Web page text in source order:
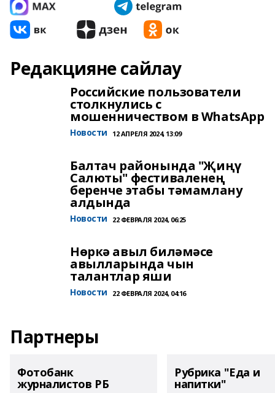
Редакцияне сайлау
Российские пользователи
столкнулись с
мошенничеством в WhatsApp
Новости 12 АПРЕЛЯ 2024, 13:09
Балтач районында "Җиңү
Салюты" фестиваленең
беренче этабы тәмамлану
алдында
Новости 22 ФЕВРАЛЯ 2024, 06:25
Нөркә авыл биләмәсе
авылларында чын
талантлар яши
Новости 22 ФЕВРАЛЯ 2024, 04:16
Партнеры
Фотобанк
журналистов РБ
Рубрика "Еда и
напитки"